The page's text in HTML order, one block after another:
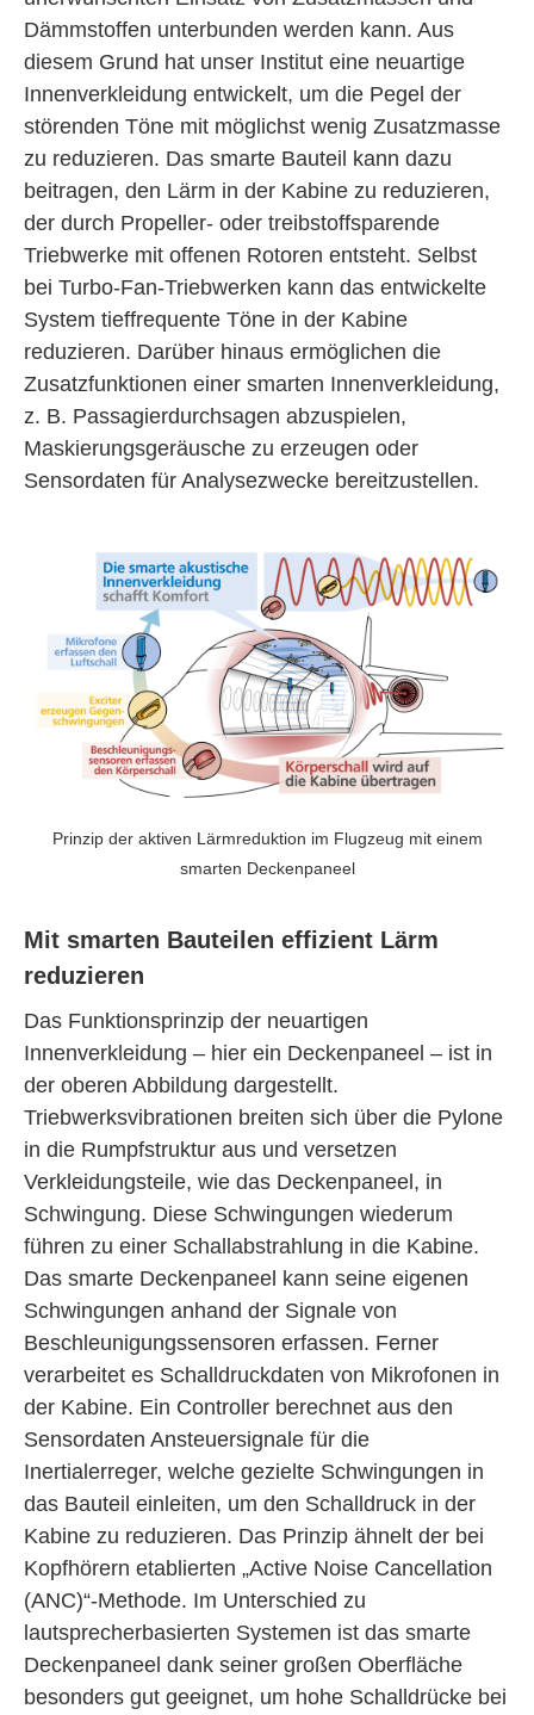
Dämmstoffen unterbunden werden kann. Aus
diesem Grund hat unser Institut eine neuartige
Innenverkleidung entwickelt, um die Pegel der
störenden Töne mit möglichst wenig Zusatzmasse
zu reduzieren. Das smarte Bauteil kann dazu
beitragen, den Lärm in der Kabine zu reduzieren,
der durch Propeller- oder treibstoffsparende
Triebwerke mit offenen Rotoren entsteht. Selbst
bei Turbo-Fan-Triebwerken kann das entwickelte
System tieffrequente Töne in der Kabine
reduzieren. Darüber hinaus ermöglichen die
Zusatzfunktionen einer smarten Innenverkleidung,
z. B. Passagierdurchsagen abzuspielen,
Maskierungsgeräusche zu erzeugen oder
Sensordaten für Analysezwecke bereitzustellen.
Prinzip der aktiven Lärmreduktion im Flugzeug mit einem
smarten Deckenpaneel
Mit smarten Bauteilen effizient Lärm
reduzieren
Das Funktionsprinzip der neuartigen
Innenverkleidung – hier ein Deckenpaneel – ist in
der oberen Abbildung dargestellt.
Triebwerksvibrationen breiten sich über die Pylone
in die Rumpfstruktur aus und versetzen
Verkleidungsteile, wie das Deckenpaneel, in
Schwingung. Diese Schwingungen wiederum
führen zu einer Schallabstrahlung in die Kabine.
Das smarte Deckenpaneel kann seine eigenen
Schwingungen anhand der Signale von
Beschleunigungssensoren erfassen. Ferner
verarbeitet es Schalldruckdaten von Mikrofonen in
der Kabine. Ein Controller berechnet aus den
Sensordaten Ansteuersignale für die
Inertialerreger, welche gezielte Schwingungen in
das Bauteil einleiten, um den Schalldruck in der
Kabine zu reduzieren. Das Prinzip ähnelt der bei
Kopfhörern etablierten „Active Noise Cancellation
(ANC)“-Methode. Im Unterschied zu
lautsprecherbasierten Systemen ist das smarte
Deckenpaneel dank seiner großen Oberfläche
besonders gut geeignet, um hohe Schalldrücke bei